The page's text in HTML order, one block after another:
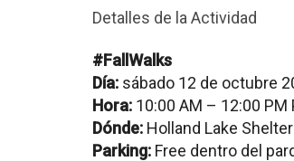
Detalles de la Actividad
#FallWalks
Día: sábado 12 de octubre
Hora: 10:00 AM – 12:00
Dónde: Holland Lake
Parking: Free dentro del